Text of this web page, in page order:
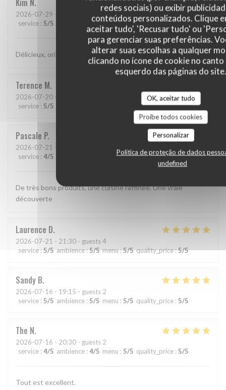
redes sociais) ou exibir
conteúdos personalizados. Clique
aceitar tudo', 'Recusar tudo' ou
para gerenciar suas preferências.
alterar suas escolhas a qualquer
clicando no ícone de cookie no
esquerdo das páginas do site.
OK, aceitar tudo
Proíbe todos cookies
Personalizar
Política de proteção de dados
undefined
Kim N
2026-07-29 - 21:15 - guests 2
service : 5/5 5/5 menu:5/5 quality_price: 5/5
Délicieux, original, subtil et service très agréable.
Terence M
2026-07-20 - 19:15 - guests 2
service : 5/5 quality_price:5/5
Pascale P
2026-07-21 - 20:30 - guests 5
service : 4/5 menu:5/5 quality_price:4/5
De très bons produits, une cuisine raffinée. Une vraie
découverte
Laurence D
2026-07-21 - 21:30 - guests 4
service :5/5 ambience:5/5 menu:5/5 quality_price:5/5
Sandy B
2026-07-16 - 19:15 - guests 2
service : 5/5 ambience : 5/5 menu : 5/5 quality_price : 5/5
The N
2026-07-16 - 20:30 - guests 2
service : 4/5 ambience : 4/5 menu : 5/5 quality_price : 5/5
Tout est excellent.